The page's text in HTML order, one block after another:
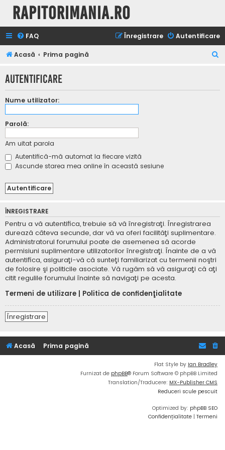
Rapitorimania.ro
FAQ Autentificare
Înregistrare
Acasă Prima pagină
t
Autentificare
Nume utilizator:
Parolă:
Am uitat parola
Autentifică-mă automat la fiecare vizită
Ascunde starea mea online în această sesiune
ÎNREGISTRARE
Pentru a vă autentifica, trebuie să vă înregistraţi. Înregistrarea
durează câteva secunde, dar vă va oferi facilităţi suplimentare.
Administratorul forumului poate de asemenea să acorde
permisiuni suplimentare utilizatorilor înregistraţi. Înainte de a vă
autentifica, asiguraţi-vă că sunteţi familiarizat cu termenii noştri
de folosire şi politicile asociate. Vă rugăm să vă asiguraţi că aţi
citit regulile forumului înainte să navigaţi pe acesta.
Termeni de utilizare
Politica de confidenţialitate
Înregistrare
Acasă Prima pagină
Flat Style by Ian Bradley
Furnizat de phpBB® Forum Software © phpBB Limited
Translation/Traducere: MX-Publisher CMS
Reduceri scule pescuit
Optimized by: phpBB SEO
Confidențialitate | Termeni